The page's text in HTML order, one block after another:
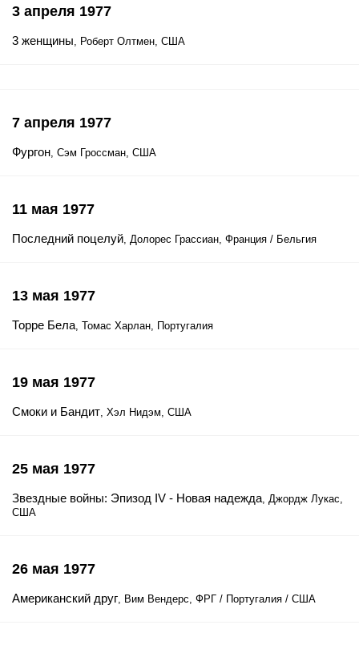
3 апреля 1977
3 женщины, Роберт Олтмен, США
7 апреля 1977
Фургон, Сэм Гроссман, США
11 мая 1977
Последний поцелуй, Долорес Грассиан, Франция / Бельгия
13 мая 1977
Торре Бела, Томас Харлан, Португалия
19 мая 1977
Смоки и Бандит, Хэл Нидэм, США
25 мая 1977
Звездные войны: Эпизод IV - Новая надежда, Джордж Лукас,
США
26 мая 1977
Американский друг, Вим Вендерс, ФРГ / Португалия / США